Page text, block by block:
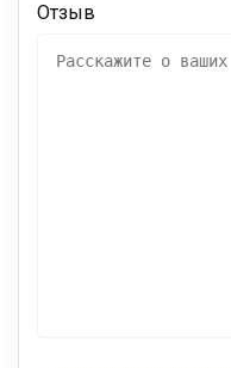
Отзыв